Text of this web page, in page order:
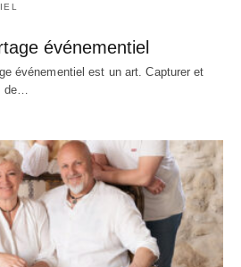
événementiel
événementiel est un art. Capturer et